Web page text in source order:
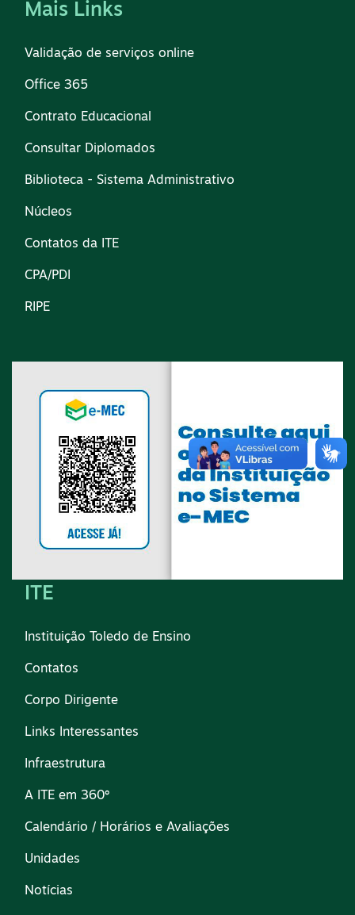
Mais Links
Validação de serviços online
Office 365
Contrato Educacional
Consultar Diplomados
Biblioteca - Sistema Administrativo
Núcleos
Contatos da ITE
CPA/PDI
RIPE
ITE
Instituição Toledo de Ensino
Contatos
Corpo Dirigente
Links Interessantes
Infraestrutura
A ITE em 360º
Calendário / Horários e Avaliações
Unidades
Notícias